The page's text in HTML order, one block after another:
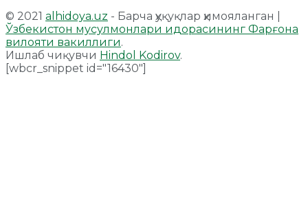
© 2021 alhidoya.uz - Барча ҳуқуқлар ҳимояланган |
Ўзбекистон мусулмонлари идорасининг Фарғона
вилояти вакиллиги.
Ишлаб чиқувчи Hindol Kodirov.
[wbcr_snippet id="16430"]